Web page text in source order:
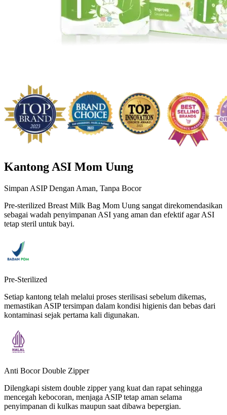
Kantong ASI Mom Uung
Simpan ASIP Dengan Aman, Tanpa Bocor
Pre-sterilized Breast Milk Bag Mom Uung sangat direkomendasikan
sebagai wadah penyimpanan ASI yang aman dan efektif agar ASI
tetap steril untuk bayi.
Pre-Sterilized
Setiap kantong telah melalui proses sterilisasi sebelum dikemas,
memastikan ASIP tersimpan dalam kondisi higienis dan bebas dari
kontaminasi sejak pertama kali digunakan.
Anti Bocor Double Zipper
Dilengkapi sistem double zipper yang kuat dan rapat sehingga
mencegah kebocoran, menjaga ASIP tetap aman selama
penyimpanan di kulkas maupun saat dibawa bepergian.